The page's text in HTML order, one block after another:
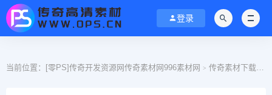
登录
当前位置： [零PS]传奇开发资源网传奇素材网996素材网 > 传奇素材下载